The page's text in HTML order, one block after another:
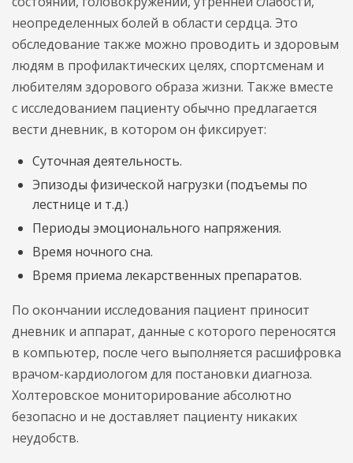
неопределенных болей в области сердца. Это
обследование также можно проводить и здоровым
людям в профилактических целях, спортсменам и
любителям здорового образа жизни. Также вместе
с исследованием пациенту обычно предлагается
вести дневник, в котором он фиксирует:
Суточная деятельность.
Эпизоды физической нагрузки (подъемы по
лестнице и т.д.)
Периоды эмоционального напряжения.
Время ночного сна.
Время приема лекарственных препаратов.
По окончании исследования пациент приносит
дневник и аппарат, данные с которого переносятся
в компьютер, после чего выполняется расшифровка
врачом-кардиологом для постановки диагноза.
Холтеровское мониторирование абсолютно
безопасно и не доставляет пациенту никаких
неудобств.